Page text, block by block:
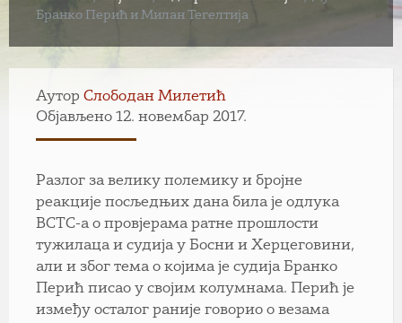
Бранко Перић и Милан Тегелтија
Аутор Слободан Милетић
Објављено 12. новембар 2017.
Разлог за велику полемику и бројне
реакције посљедњих дана била је одлука
ВСТС-а о провјерама ратне прошлости
тужилаца и судија у Босни и Херцеговини,
али и због тема о којима је судија Бранко
Перић писао у својим колумнама. Перић је
између осталог раније говорио о везама